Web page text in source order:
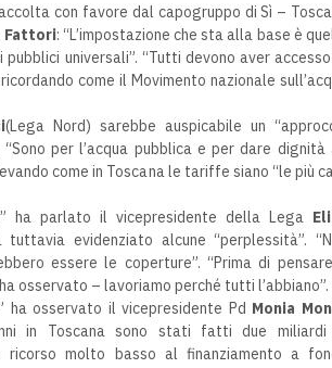
con favore dal capogruppo di Sì –
Fattori: “L’impostazione che sta alla base è
pubblici universali”. “Tutti devono aver
come il Movimento nazionale
(Lega Nord) sarebbe auspicabile un
“Sono per l’acqua pubblica e per dare dignità
come in Toscana le tariffe siano “le più
ha parlato il vicepresidente della Lega
tuttavia evidenziato alcune “perplessità”.
essere le coperture”. “Prima di
osservato – lavoriamo perché tutti l’abbiano”.
ha osservato il vicepresidente Pd Monia
in Toscana sono stati fatti due
ricorso molto basso al finanziamento a